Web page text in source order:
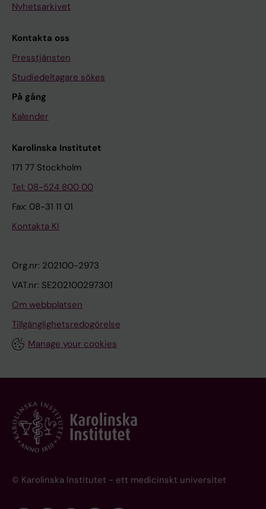
Nyhetsarkivet
Kontakta oss
Presstjänsten
Studiedeltagare sökes
På gång
Kalender
Karolinska Institutet
171 77 Stockholm
Tel: 08-524 800 00
Fax: 08-31 11 01
Kontakta KI
Org.nr: 202100-2973
VAT.nr: SE202100297301
Om webbplatsen
Tillgänglighetsredogörelse
Manage your cookies
© Karolinska Institutet - ett medicinskt universitet